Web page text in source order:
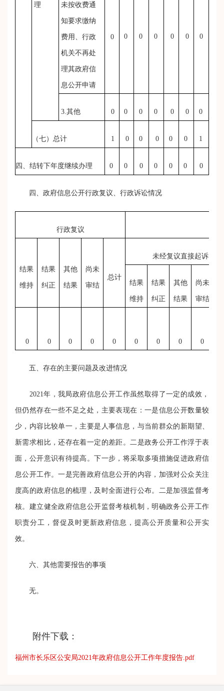
理 未按收费通
知要求缴纳
费用、行政
机关不再处
理其政府信
息公开申请
0 0 0 0 0 0 0
3.其他 0 0 0 0 0 0 0
（七）总计 1 0 0 0 0 0 1
四、结转下年度继续办理 0 0 0 0 0 0 0
四、政府信息公开行政复议、行政诉讼情况
行政复议
结果
维持
结果
纠正
其他
结果
尚未
审结
总计
未经复议直接起诉
结果
维持
结果
纠正
其他
结果
尚未
审结
0 0 0 0 0 0 0 0 0
五、存在的主要问题及改进情况
2021年，我局政府信息公开工作虽然取得了一定的成效，
但仍然存在一些不足之处，主要表现在：一是信息公开数量较
少， 内容比较单一 ， 主要是人事信息，与当前群众的新期望、
新需求相比，还存在着一定的差距。 二是政务公开工作浮于表
面， 公开意识有待提高 。下一步，将采取多项措施促进政府信
息公开工作。一是完善政府信息公开的内容， 加强对公众关注
度高的政府信息的梳理，及时全面进行公布。 二是加强监督考
核。 建立健全政府信息公开监督考核机制，明确政务公开工作
职责分工，督促及时更新政府信息，提高公开质量和公开实
效。
六、其他需要报告的事项
无。
附件下载：
福州市长乐区公安局2021年政府信息公开工作年度报告.pdf